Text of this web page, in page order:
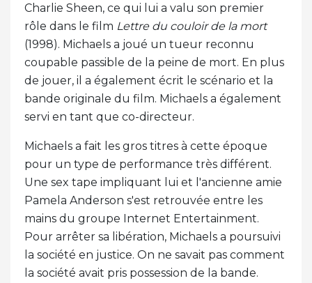
Charlie Sheen, ce qui lui a valu son premier
rôle dans le film Lettre du couloir de la mort
(1998). Michaels a joué un tueur reconnu
coupable passible de la peine de mort. En plus
de jouer, il a également écrit le scénario et la
bande originale du film. Michaels a également
servi en tant que co-directeur.
Michaels a fait les gros titres à cette époque
pour un type de performance très différent.
Une sex tape impliquant lui et l'ancienne amie
Pamela Anderson s'est retrouvée entre les
mains du groupe Internet Entertainment.
Pour arrêter sa libération, Michaels a poursuivi
la société en justice. On ne savait pas comment
la société avait pris possession de la bande.